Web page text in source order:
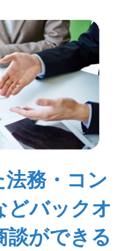
務・コン
どバックオ
談ができる